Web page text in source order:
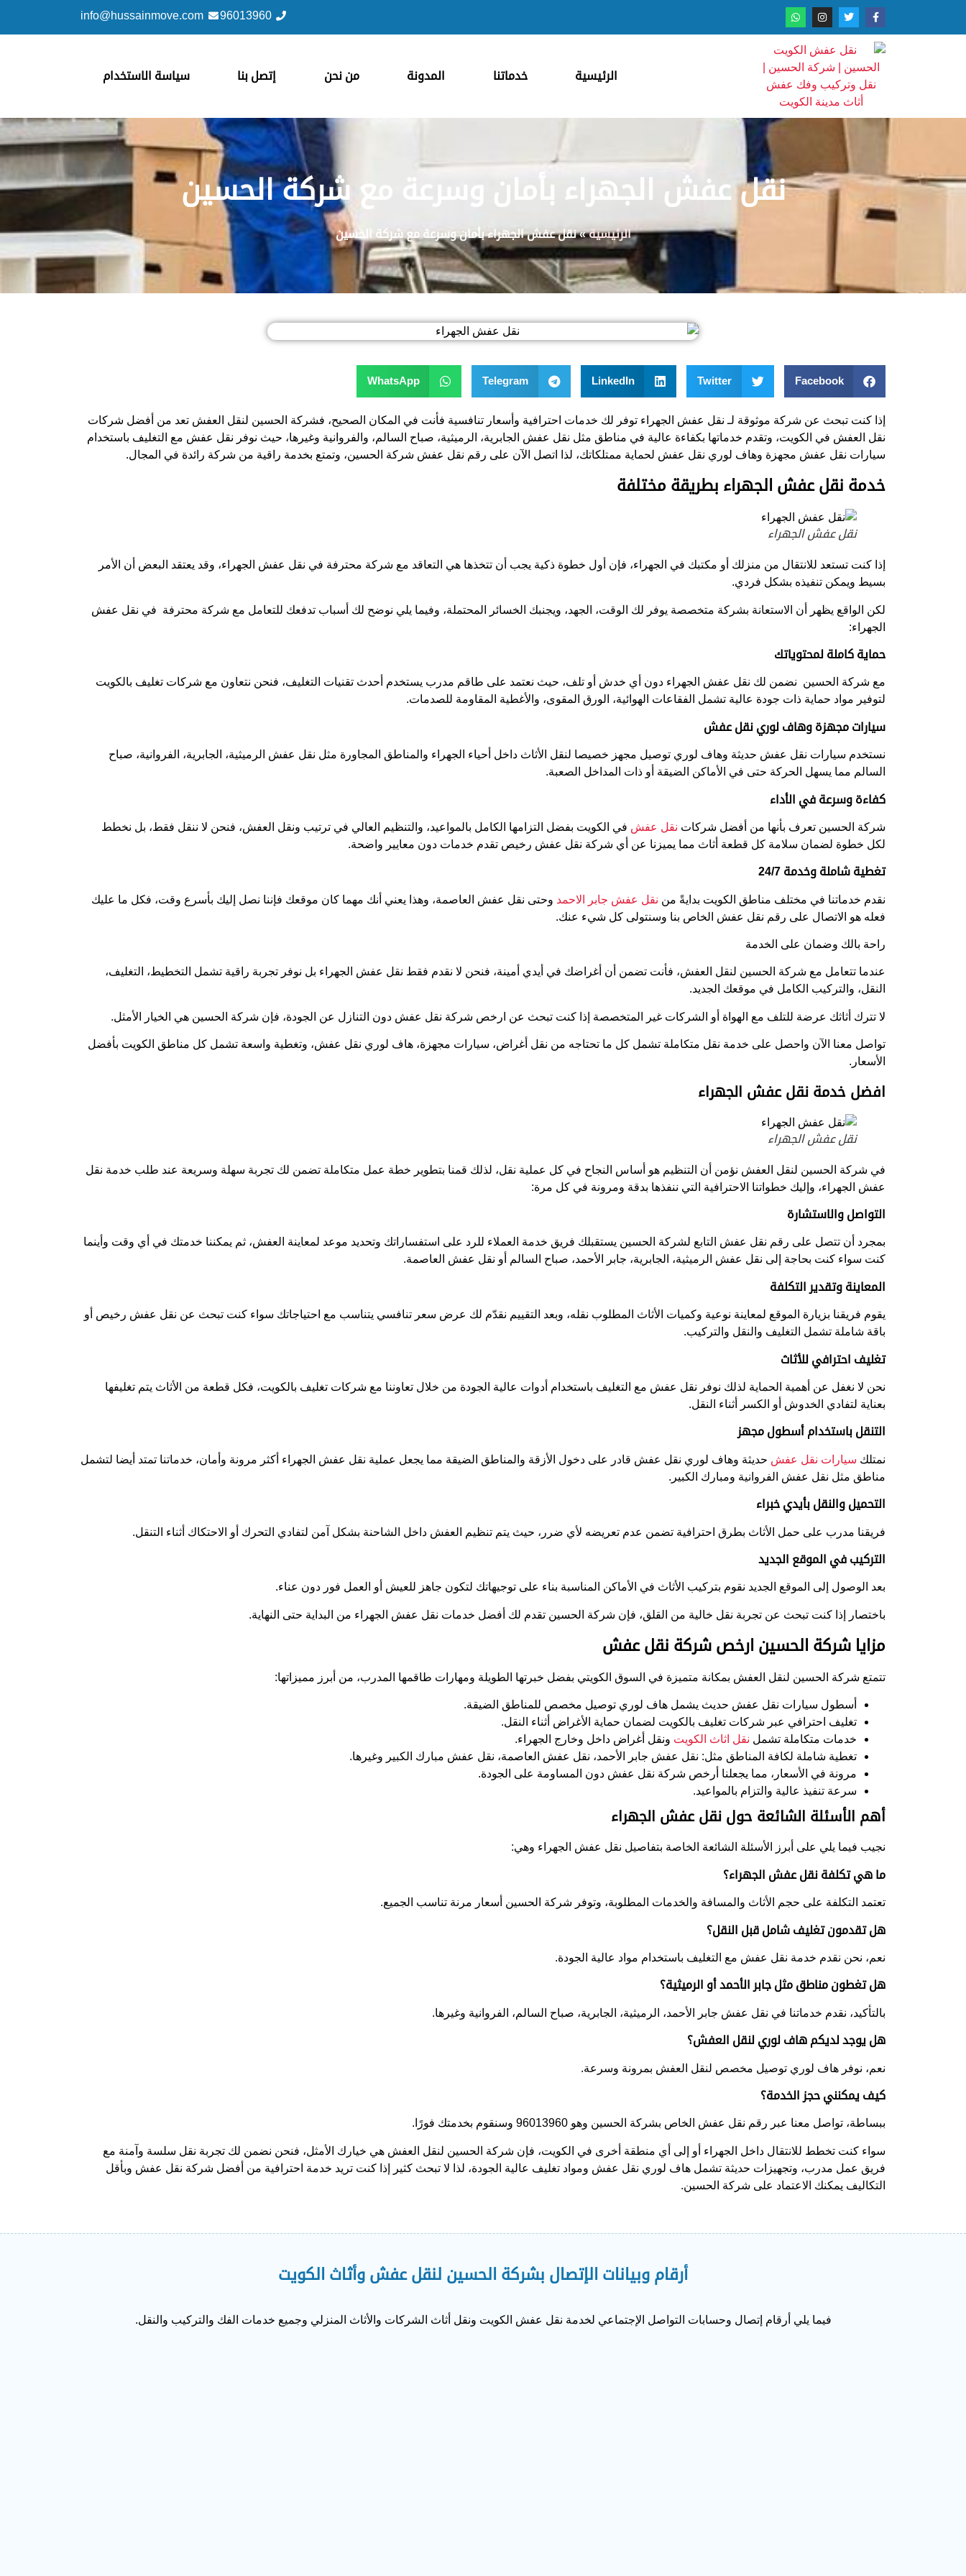
96013960
info@hussainmove.com
الرئيسية خدماتنا المدونة من نحن إتصل بنا سياسة الاستخدام
نقل عفش الجهراء بأمان وسرعة مع شركة الحسين
الرئيسية»نقل عفش الجهراء بأمان وسرعة مع شركة الحسين
Facebook
Twitter
LinkedIn
Telegram
WhatsApp
إذا كنت تبحث عن شركة موثوقة لـ نقل عفش الجهراء توفر لك خدمات احترافية وأسعار تنافسية فأنت في المكان الصحيح، فشركة الحسين لنقل العفش تعد من أفضل شركات
نقل العفش في الكويت، وتقدم خدماتها بكفاءة عالية في مناطق مثل نقل عفش الجابرية، الرميثية، صباح السالم، والفروانية وغيرها، حيث نوفر نقل عفش مع التغليف باستخدام
سيارات نقل عفش مجهزة وهاف لوري نقل عفش لحماية ممتلكاتك، لذا اتصل الآن على رقم نقل عفش شركة الحسين، وتمتع بخدمة راقية من شركة رائدة في المجال.
خدمة نقل عفش الجهراء بطريقة مختلفة
نقل عفش الجهراء
إذا كنت تستعد للانتقال من منزلك أو مكتبك في الجهراء، فإن أول خطوة ذكية يجب أن تتخذها هي التعاقد مع شركة محترفة في نقل عفش الجهراء، وقد يعتقد البعض أن الأمر
بسيط ويمكن تنفيذه بشكل فردي.
لكن الواقع يظهر أن الاستعانة بشركة متخصصة يوفر لك الوقت، الجهد، ويجنبك الخسائر المحتملة، وفيما يلي نوضح لك أسباب تدفعك للتعامل مع شركة محترفة في نقل عفش
الجهراء:
حماية كاملة لمحتوياتك
مع شركة الحسين نضمن لك نقل عفش الجهراء دون أي خدش أو تلف، حيث نعتمد على طاقم مدرب يستخدم أحدث تقنيات التغليف، فنحن نتعاون مع شركات تغليف بالكويت
لتوفير مواد حماية ذات جودة عالية تشمل الفقاعات الهوائية، الورق المقوى، والأغطية المقاومة للصدمات.
سيارات مجهزة وهاف لوري نقل عفش
نستخدم سيارات نقل عفش حديثة وهاف لوري توصيل مجهز خصيصا لنقل الأثاث داخل أحياء الجهراء والمناطق المجاورة مثل نقل عفش الرميثية، الجابرية، الفروانية، صباح
السالم مما يسهل الحركة حتى في الأماكن الضيقة أو ذات المداخل الصعبة.
كفاءة وسرعة في الأداء
شركة الحسين تعرف بأنها من أفضل شركات نقل عفش في الكويت بفضل التزامها الكامل بالمواعيد، والتنظيم العالي في ترتيب ونقل العفش، فنحن لا ننقل فقط، بل نخطط
لكل خطوة لضمان سلامة كل قطعة أثاث مما يميزنا عن أي شركة نقل عفش رخيص تقدم خدمات دون معايير واضحة.
تغطية شاملة وخدمة 24/7
نقدم خدماتنا في مختلف مناطق الكويت بدايةً من نقل عفش جابر الاحمد وحتى نقل عفش العاصمة، وهذا يعني أنك مهما كان موقعك فإننا نصل إليك بأسرع وقت، فكل ما عليك
فعله هو الاتصال على رقم نقل عفش الخاص بنا وسنتولى كل شيء عنك.
راحة بالك وضمان على الخدمة
عندما تتعامل مع شركة الحسين لنقل العفش، فأنت تضمن أن أغراضك في أيدي أمينة، فنحن لا نقدم فقط نقل عفش الجهراء بل نوفر تجربة راقية تشمل التخطيط، التغليف،
النقل، والتركيب الكامل في موقعك الجديد.
لا تترك أثاثك عرضة للتلف مع الهواة أو الشركات غير المتخصصة إذا كنت تبحث عن ارخص شركة نقل عفش دون التنازل عن الجودة، فإن شركة الحسين هي الخيار الأمثل.
تواصل معنا الآن واحصل على خدمة نقل متكاملة تشمل كل ما تحتاجه من نقل أغراض، سيارات مجهزة، هاف لوري نقل عفش، وتغطية واسعة تشمل كل مناطق الكويت بأفضل
الأسعار.
افضل خدمة نقل عفش الجهراء
نقل عفش الجهراء
في شركة الحسين لنقل العفش نؤمن أن التنظيم هو أساس النجاح في كل عملية نقل، لذلك قمنا بتطوير خطة عمل متكاملة تضمن لك تجربة سهلة وسريعة عند طلب خدمة نقل
عفش الجهراء، وإليك خطواتنا الاحترافية التي ننفذها بدقة ومرونة في كل مرة:
التواصل والاستشارة
بمجرد أن تتصل على رقم نقل عفش التابع لشركة الحسين يستقبلك فريق خدمة العملاء للرد على استفساراتك وتحديد موعد لمعاينة العفش، ثم يمكننا خدمتك في أي وقت وأينما
كنت سواء كنت بحاجة إلى نقل عفش الرميثية، الجابرية، جابر الأحمد، صباح السالم أو نقل عفش العاصمة.
المعاينة وتقدير التكلفة
يقوم فريقنا بزيارة الموقع لمعاينة نوعية وكميات الأثاث المطلوب نقله، وبعد التقييم نقدّم لك عرض سعر تنافسي يتناسب مع احتياجاتك سواء كنت تبحث عن نقل عفش رخيص أو
باقة شاملة تشمل التغليف والنقل والتركيب.
تغليف احترافي للأثاث
نحن لا نغفل عن أهمية الحماية لذلك نوفر نقل عفش مع التغليف باستخدام أدوات عالية الجودة من خلال تعاوننا مع شركات تغليف بالكويت، فكل قطعة من الأثاث يتم تغليفها
بعناية لتفادي الخدوش أو الكسر أثناء النقل.
التنقل باستخدام أسطول مجهز
نمتلك سيارات نقل عفش حديثة وهاف لوري نقل عفش قادر على دخول الأزقة والمناطق الضيقة مما يجعل عملية نقل عفش الجهراء أكثر مرونة وأمان، خدماتنا تمتد أيضا لتشمل
مناطق مثل نقل عفش الفروانية ومبارك الكبير.
التحميل والنقل بأيدي خبراء
فريقنا مدرب على حمل الأثاث بطرق احترافية تضمن عدم تعريضه لأي ضرر، حيث يتم تنظيم العفش داخل الشاحنة بشكل آمن لتفادي التحرك أو الاحتكاك أثناء التنقل.
التركيب في الموقع الجديد
بعد الوصول إلى الموقع الجديد نقوم بتركيب الأثاث في الأماكن المناسبة بناء على توجيهاتك لتكون جاهز للعيش أو العمل فور دون عناء.
باختصار إذا كنت تبحث عن تجربة نقل خالية من القلق، فإن شركة الحسين تقدم لك أفضل خدمات نقل عفش الجهراء من البداية حتى النهاية.
مزايا شركة الحسين ارخص شركة نقل عفش
تتمتع شركة الحسين لنقل العفش بمكانة متميزة في السوق الكويتي بفضل خبرتها الطويلة ومهارات طاقمها المدرب، من أبرز مميزاتها:
أسطول سيارات نقل عفش حديث يشمل هاف لوري توصيل مخصص للمناطق الضيقة.
تغليف احترافي عبر شركات تغليف بالكويت لضمان حماية الأغراض أثناء النقل.
خدمات متكاملة تشمل نقل اثاث الكويت ونقل أغراض داخل وخارج الجهراء.
تغطية شاملة لكافة المناطق مثل: نقل عفش جابر الأحمد، نقل عفش العاصمة، نقل عفش مبارك الكبير وغيرها.
مرونة في الأسعار، مما يجعلنا أرخص شركة نقل عفش دون المساومة على الجودة.
سرعة تنفيذ عالية والتزام بالمواعيد.
أهم الأسئلة الشائعة حول نقل عفش الجهراء
نجيب فيما يلي على أبرز الأسئلة الشائعة الخاصة بتفاصيل نقل عفش الجهراء وهي:
ما هي تكلفة نقل عفش الجهراء؟
تعتمد التكلفة على حجم الأثاث والمسافة والخدمات المطلوبة، وتوفر شركة الحسين أسعار مرنة تناسب الجميع.
هل تقدمون تغليف شامل قبل النقل؟
نعم، نحن نقدم خدمة نقل عفش مع التغليف باستخدام مواد عالية الجودة.
هل تغطون مناطق مثل جابر الأحمد أو الرميثية؟
بالتأكيد، نقدم خدماتنا في نقل عفش جابر الأحمد، الرميثية، الجابرية، صباح السالم، الفروانية وغيرها.
هل يوجد لديكم هاف لوري لنقل العفش؟
نعم، نوفر هاف لوري توصيل مخصص لنقل العفش بمرونة وسرعة.
كيف يمكنني حجز الخدمة؟
ببساطة، تواصل معنا عبر رقم نقل عفش الخاص بشركة الحسين وهو 96013960 وسنقوم بخدمتك فورًا.
سواء كنت تخطط للانتقال داخل الجهراء أو إلى أي منطقة أخرى في الكويت، فإن شركة الحسين لنقل العفش هي خيارك الأمثل، فنحن نضمن لك تجربة نقل سلسة وآمنة مع
فريق عمل مدرب، وتجهيزات حديثة تشمل هاف لوري نقل عفش ومواد تغليف عالية الجودة، لذا لا تبحث كثير إذا كنت تريد خدمة احترافية من أفضل شركة نقل عفش وبأقل
التكاليف يمكنك الاعتماد على شركة الحسين.
أرقام وبيانات الإتصال بشركة الحسين لنقل عفش وأثاث الكويت
فيما يلي أرقام إتصال وحسابات التواصل الإجتماعي لخدمة نقل عفش الكويت ونقل أثاث الشركات والأثاث المنزلي وجميع خدمات الفك والتركيب والنقل.